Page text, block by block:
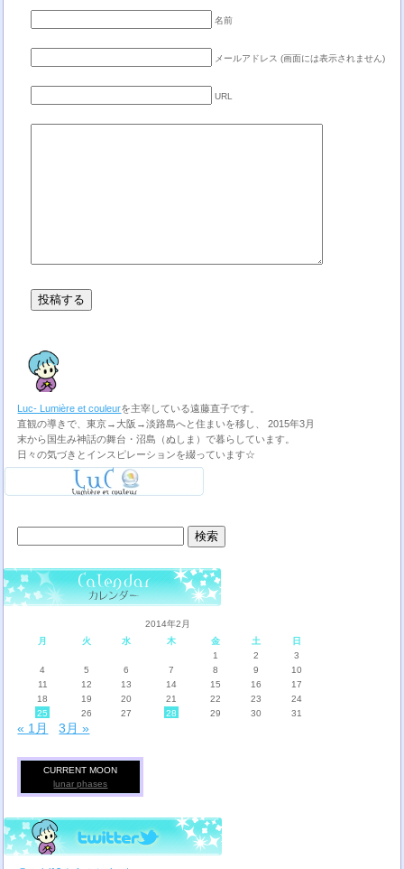
名前
メールアドレス (画面には表示されません)
URL
Luc- Lumière et couleurを主宰している遠藤直子です。
直観の導きで、東京→大阪→淡路島へと住まいを移し、 2015年3月
末から国生み神話の舞台・沼島（ぬしま）で暮らしています。
日々の気づきとインスピレーションを綴っています☆
索:
2014年2月
月
火 水 木 金 土
日
1
2
3
4
5 6 7 8 9
10
11
12 13 14 15 16
17
18
19 20 21 22 23
24
25
26 27 28 29 30 31
« 1月 3月 »
CURRENT MOON
lunar phases